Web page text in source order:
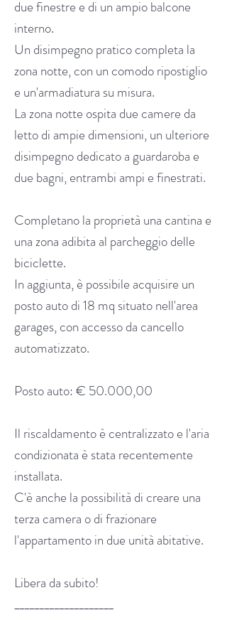
due finestre e di un ampio balcone
interno.
Un disimpegno pratico completa la
zona notte, con un comodo ripostiglio
e un'armadiatura su misura.
La zona notte ospita due camere da
letto di ampie dimensioni, un ulteriore
disimpegno dedicato a guardaroba e
due bagni, entrambi ampi e finestrati.
Completano la proprietà una cantina e
una zona adibita al parcheggio delle
biciclette.
In aggiunta, è possibile acquisire un
posto auto di 18 mq situato nell'area
garages, con accesso da cancello
automatizzato.
Posto auto: € 50.000,00
Il riscaldamento è centralizzato e l'aria
condizionata è stata recentemente
installata.
C'è anche la possibilità di creare una
terza camera o di frazionare
l'appartamento in due unità abitative.
Libera da subito!
____________________